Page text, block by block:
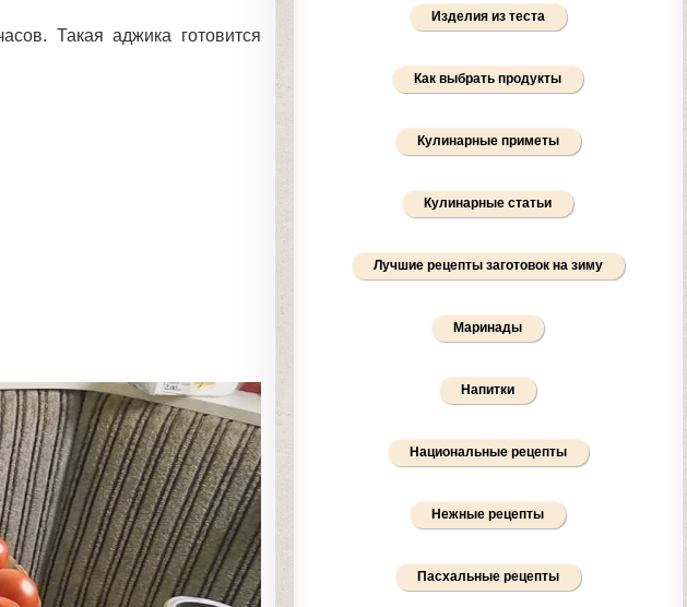
Такая аджика готовится
Изделия из теста
Как выбрать продукты
Кулинарные приметы
Кулинарные статьи
Лучшие рецепты заготовок на зиму
Маринады
Напитки
Национальные рецепты
Нежные рецепты
Пасхальные рецепты